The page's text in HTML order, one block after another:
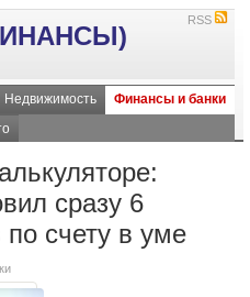
RSS
Недвижимость
Финансы и банки
сразу 6
счету в уме